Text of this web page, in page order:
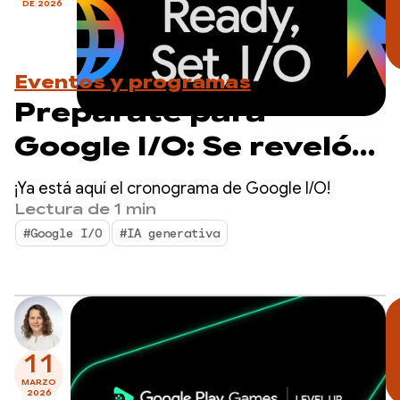
DE 2026
Eventos y programas
Prepárate para
Google I/O: Se reveló
el cronograma de la
transmisión en vivo
¡Ya está aquí el cronograma de Google I/O!
Lectura de 1 min
#Google I/O #IA generativa
11
MARZO
2026